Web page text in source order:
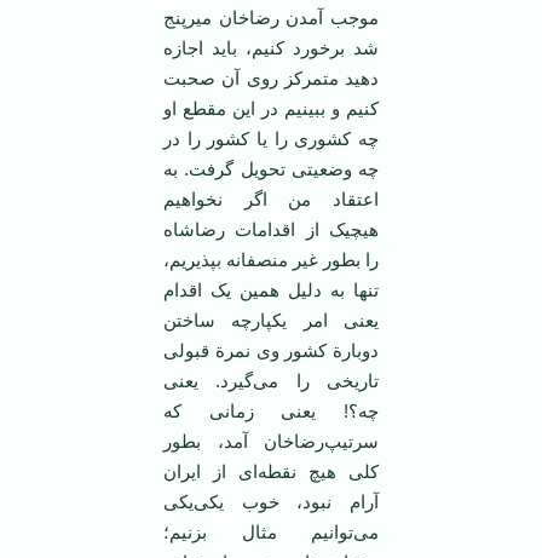
‌موجب‌ آمدن‌ رضاخان میرپنج‌
شد برخورد کنیم‌، باید اجازه‌
دهید متمرکز روی‌ آن‌ صحبت‌
کنیم‌ و ببینیم ‌در این‌ مقطع‌ او‌
چه‌ کشوری‌ را یا کشور را در
چه‌ وضعیتی‌ تحویل‌ گرفت‌. به‌
اعتقاد من‌ اگر نخواهیم‌
هیچیک‌ از اقدامات‌ رضاشاه‌
را بطور غیر منصفانه‌ بپذیریم‌،
تنها به‌ دلیل‌ همین‌ یک‌ اقدام
‌یعنی‌ امر یکپارچه‌ ساختن‌
دوبارة‌ کشور وی نمرة قبولی‌
تاریخی‌ را می‌گیرد. یعنی‌
چه‌؟! یعنی ‌زمانی که‌
سرتیپ‌رضاخان‌ آمد، بطور
کلی‌ هیچ‌ نقطه‌ای‌ از ایران‌
آرام‌ نبود، خوب‌ یکی‌یکی‌
می‌توانیم‌ مثال ‌بزنیم‌؛